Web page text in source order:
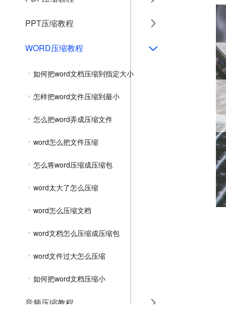
PPT压缩教程
WORD压缩教程
如何把word文档压缩到指定大小
怎样把word文件压缩到最小
怎么把word弄成压缩文件
word怎么把文件压缩
怎么将word压缩成压缩包
word太大了怎么压缩
word怎么压缩文档
word文档怎么压缩成压缩包
word文件过大怎么压缩
如何把word文档压缩小
音频压缩教程